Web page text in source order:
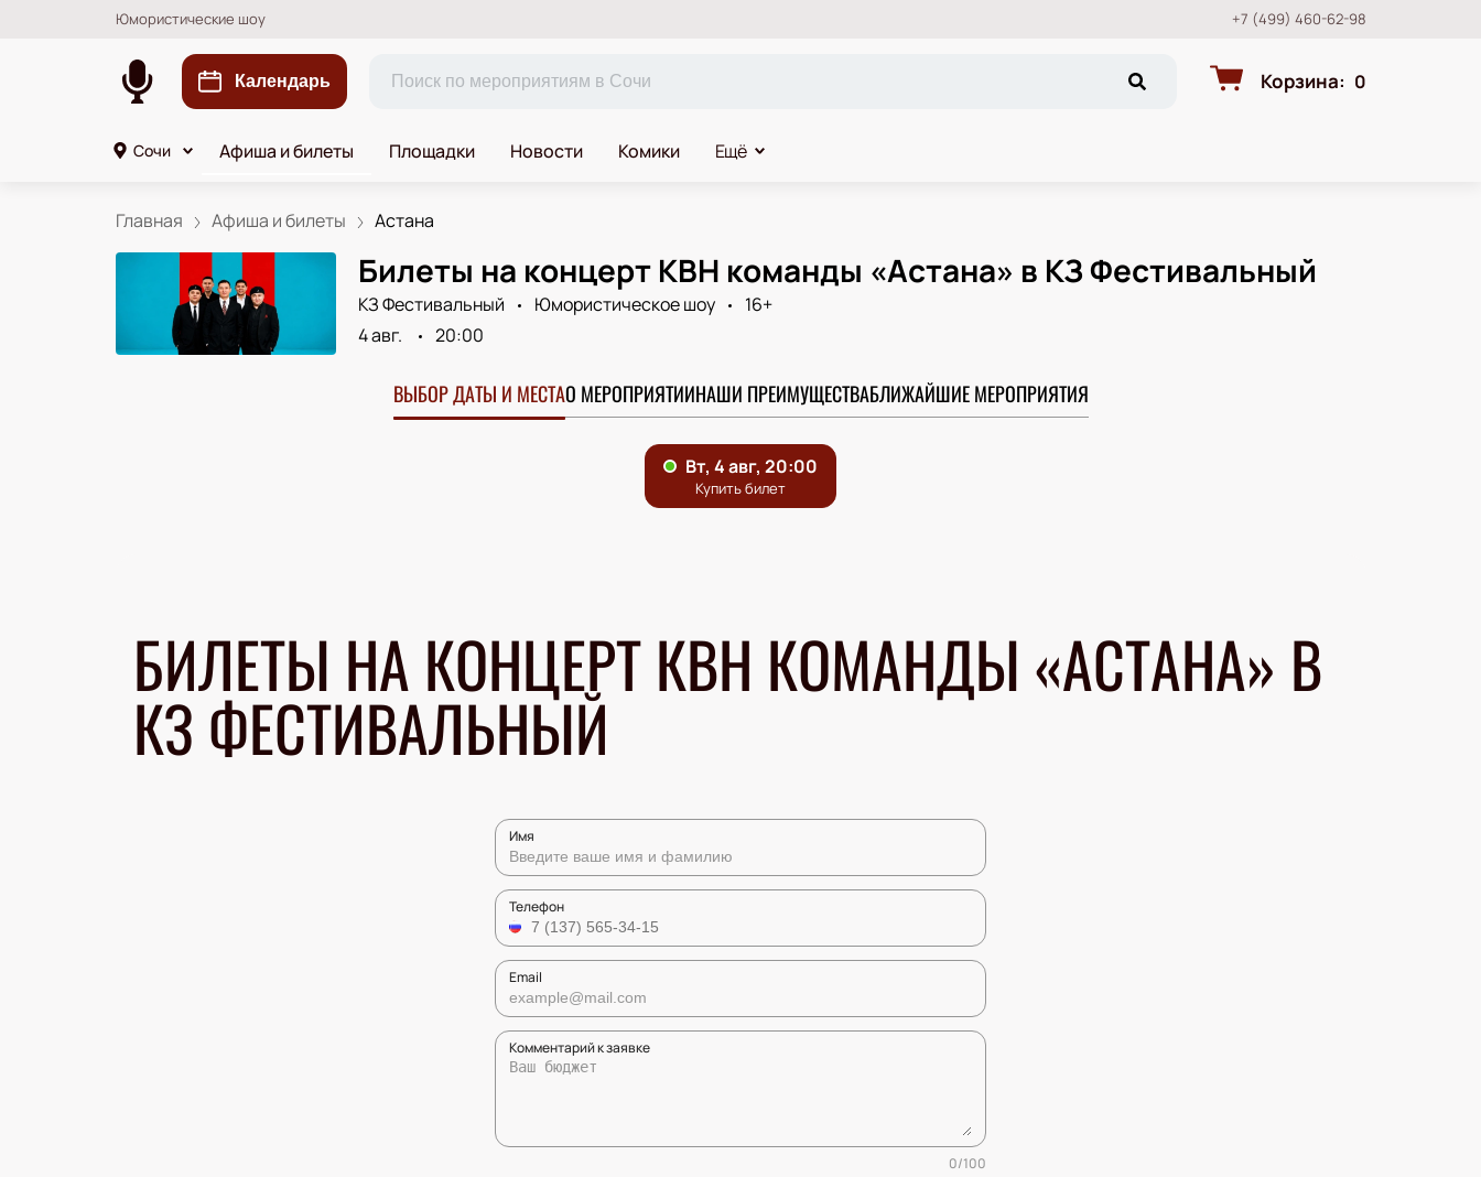
Юмористические шоу +7 (499) 460-62-98
Календарь Корзина: 0
Сочи Афиша и билеты Площадки Новости Комики Ещё
Главная Афиша и билеты Астана
Билеты на концерт КВН команды «Астана» в КЗ Фестивальный
КЗ Фестивальный Юмористическое шоу
16+
4 авг.
20:00
ВЫБОР ДАТЫ И МЕСТАО МЕРОПРИЯТИИНАШИ ПРЕИМУЩЕСТВАБЛИЖАЙШИЕ МЕРОПРИЯТИЯ
БИЛЕТЫ НА КОНЦЕРТ КВН КОМАНДЫ «АСТАНА» В
КЗ ФЕСТИВАЛЬНЫЙ
Имя
Телефон
Email
Комментарий к заявке
0/100